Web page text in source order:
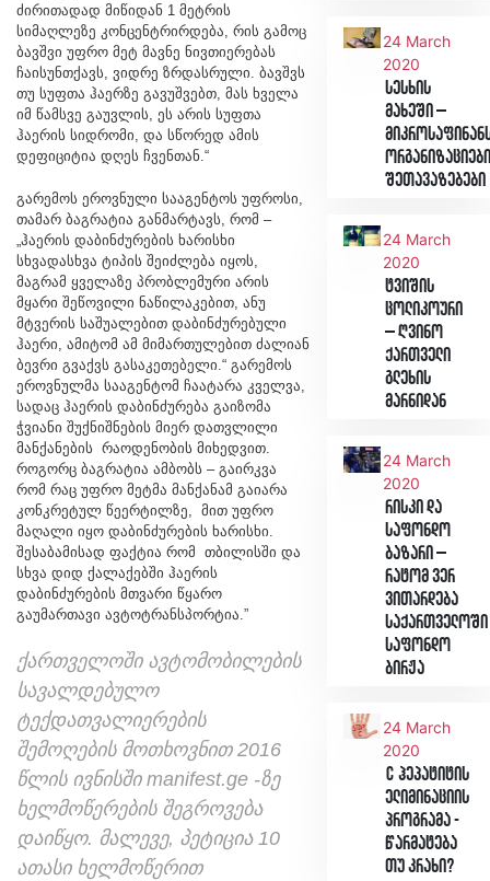
ძირითადად მიწიდან 1 მეტრის
სიმაღლეზე კონცენტრირდება, რის გამოც
ბავშვი უფრო მეტ მავნე ნივთიერებას
ჩაისუნთქავს, ვიდრე ზრდასრული. ბავშვს
თუ სუფთა ჰაერზე გავუშვებთ, მას ხველა
იმ წამსვე გაუვლის, ეს არის სუფთა
ჰაერის სიდრომი, და სწორედ ამის
დეფიციტია დღეს ჩვენთან.“
გარემოს ეროვნული სააგენტოს უფროსი,
თამარ ბაგრატია განმარტავს, რომ –
„ჰაერის დაბინძურების ხარისხი
სხვადასხვა ტიპის შეიძლება იყოს,
მაგრამ ყველაზე პრობლემური არის
მყარი შეწოვილი ნაწილაკებით, ანუ
მტვერის საშუალებით დაბინძურებული
ჰაერი, ამიტომ ამ მიმართულებით ძალიან
ბევრი გვაქვს გასაკეთებელი.“ გარემოს
ეროვნულმა სააგენტომ ჩაატარა კველვა,
სადაც ჰაერის დაბინძურება გაიზომა
ჭვიანი შუქნიშნების მიერ დათვლილი
მანქანების რაოდენობის მიხედვით.
როგორც ბაგრატია ამბობს – გაირკვა
რომ რაც უფრო მეტმა მანქანამ გაიარა
კონკრეტულ წეერტილზე, მით უფრო
მაღალი იყო დაბინძურების ხარისხი.
შესაბამისად ფაქტია რომ თბილისში და
სხვა დიდ ქალაქებში ჰაერის
დაბინძურების მთვარი წყარო
გაუმართავი ავტოტრანსპორტია.”
ქართველოში ავტომობილების
სავალდებულო
ტექდათვალიერების
შემოღების მოთხოვნით 2016
წლის ივნისში manifest.ge -ზე
ხელმოწერების შეგროვება
დაიწყო. მალევე, პეტიცია 10
ათასი ხელმოწერით
24 March
2020
სესხის
მახეში –
შეთავაზებები
24 March
2020
ტვიშის
ცოლიკოური
– ღვინო
ქართველი
გლეხის
მარნიდან
24 March
2020
რისკი და
საფონდო
ბაზარი –
რატომ ვერ
ვითარდება
საქართველოში
საფონდო
ბირჟა
24 March
2020
C ჰეპატიტის
ელიმინაციის
პროგრამა -
წარმატება
თუ კრახი?